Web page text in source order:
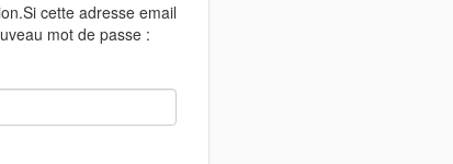
cette adresse email
mot de passe :